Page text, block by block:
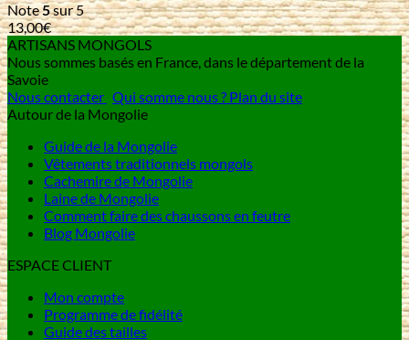
Note5sur 5
13,00€
ARTISANS MONGOLS
Nous sommes basés en France, dans le département de la
Savoie
Nous contacter Qui somme nous ? Plan du site
Autour de la Mongolie
Guide de la Mongolie
Vêtements traditionnels mongols
Cachemire de Mongolie
Laine de Mongolie
Comment faire des chaussons en feutre
Blog Mongolie
ESPACE CLIENT
Mon compte
Programme de fidélité
Guide des tailles